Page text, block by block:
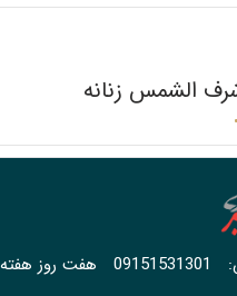
الشمس زنانه
09151531301 هفت روز هفته ، 24 ساعت شبانه‌روز پاسخگوی